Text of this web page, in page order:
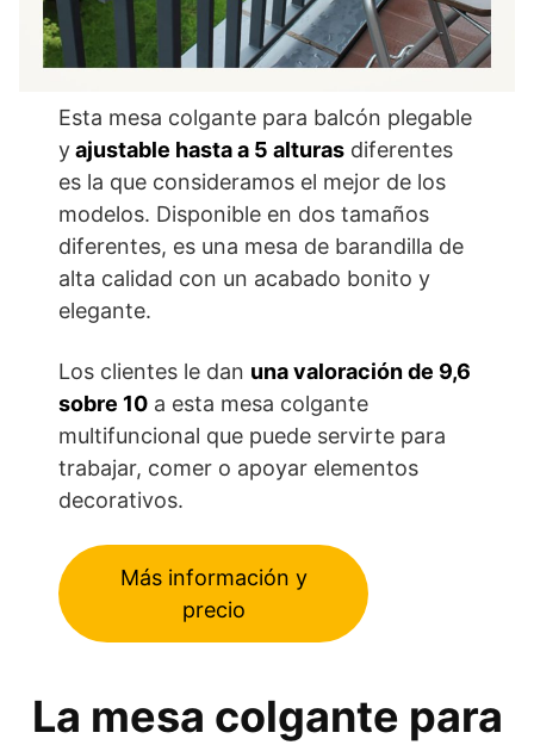
Esta mesa colgante para balcón plegable
yajustable hasta a 5 alturas diferentes
es la que consideramos el mejor de los
modelos. Disponible en dos tamaños
diferentes, es una mesa de barandilla de
alta calidad con un acabado bonito y
elegante.
Los clientes le dan una valoración de 9,6
sobre 10 a esta mesa colgante
multifuncional que puede servirte para
trabajar, comer o apoyar elementos
decorativos.
Más información y
precio
La mesa colgante para